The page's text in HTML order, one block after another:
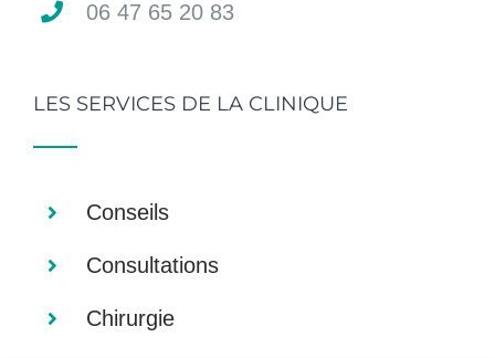
06 47 65 20 83
LES SERVICES DE LA CLINIQUE
Conseils
Consultations
Chirurgie